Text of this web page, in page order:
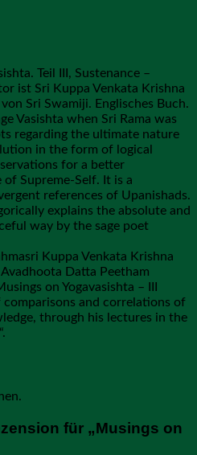
Teil III, Sustenance –
ist Sri Kuppa Venkata Krishna
Sri Swamiji. Englisches Buch.
Vasishta when Sri Rama was
regarding the ultimate nature
in the form of logical
for a better
Supreme-Self. It is a
references of Upanishads.
explains the absolute and
way by the sage poet
Kuppa Venkata Krishna
Datta Peetham
on Yogavasishta – III
comparisons and correlations of
through his lectures in the
für „Musings on